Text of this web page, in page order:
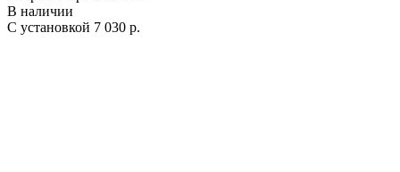
В наличии
С установкой 7 030 р.